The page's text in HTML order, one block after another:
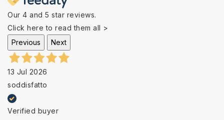
Our 4 and 5 star reviews.
Click here to read them all >
Previous
Next
13 Jul 2026
soddisfatto
Verified buyer